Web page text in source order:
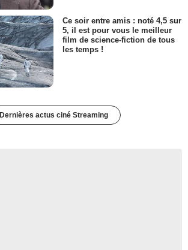
Ce soir entre amis : noté 4,5 sur
5, il est pour vous le meilleur
film de science-fiction de tous
les temps !
Dernières actus ciné Streaming